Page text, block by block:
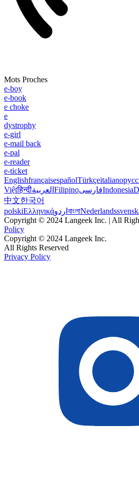
Mots Proches
e-boy
e-book
e choke
e
dystrophy
e-girl
e-mail back
e-pal
e-reader
e-ticket
EnglishfrançaisespañolTürkçeitaliano
Việtहिन्दीالعربية FilipinoفارسیIndonesia
中文한국어
polskiΕλληνικάاردو বাংলাNederlands
Copyright © 2024 Langeek Inc. | All
Policy
Copyright © 2024 Langeek Inc.
All Rights Reserved
Privacy Policy